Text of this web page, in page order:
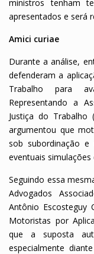
ministros tenham
apresentados e será
Amici curiae
Durante a análise,
defenderam a
Trabalho para
Representando a
Justiça do Trabalho
argumentou que
sob subordinação e
eventuais
Seguindo essa
Advogados
Antônio Escosteguy
Motoristas por
que a suposta
especialmente